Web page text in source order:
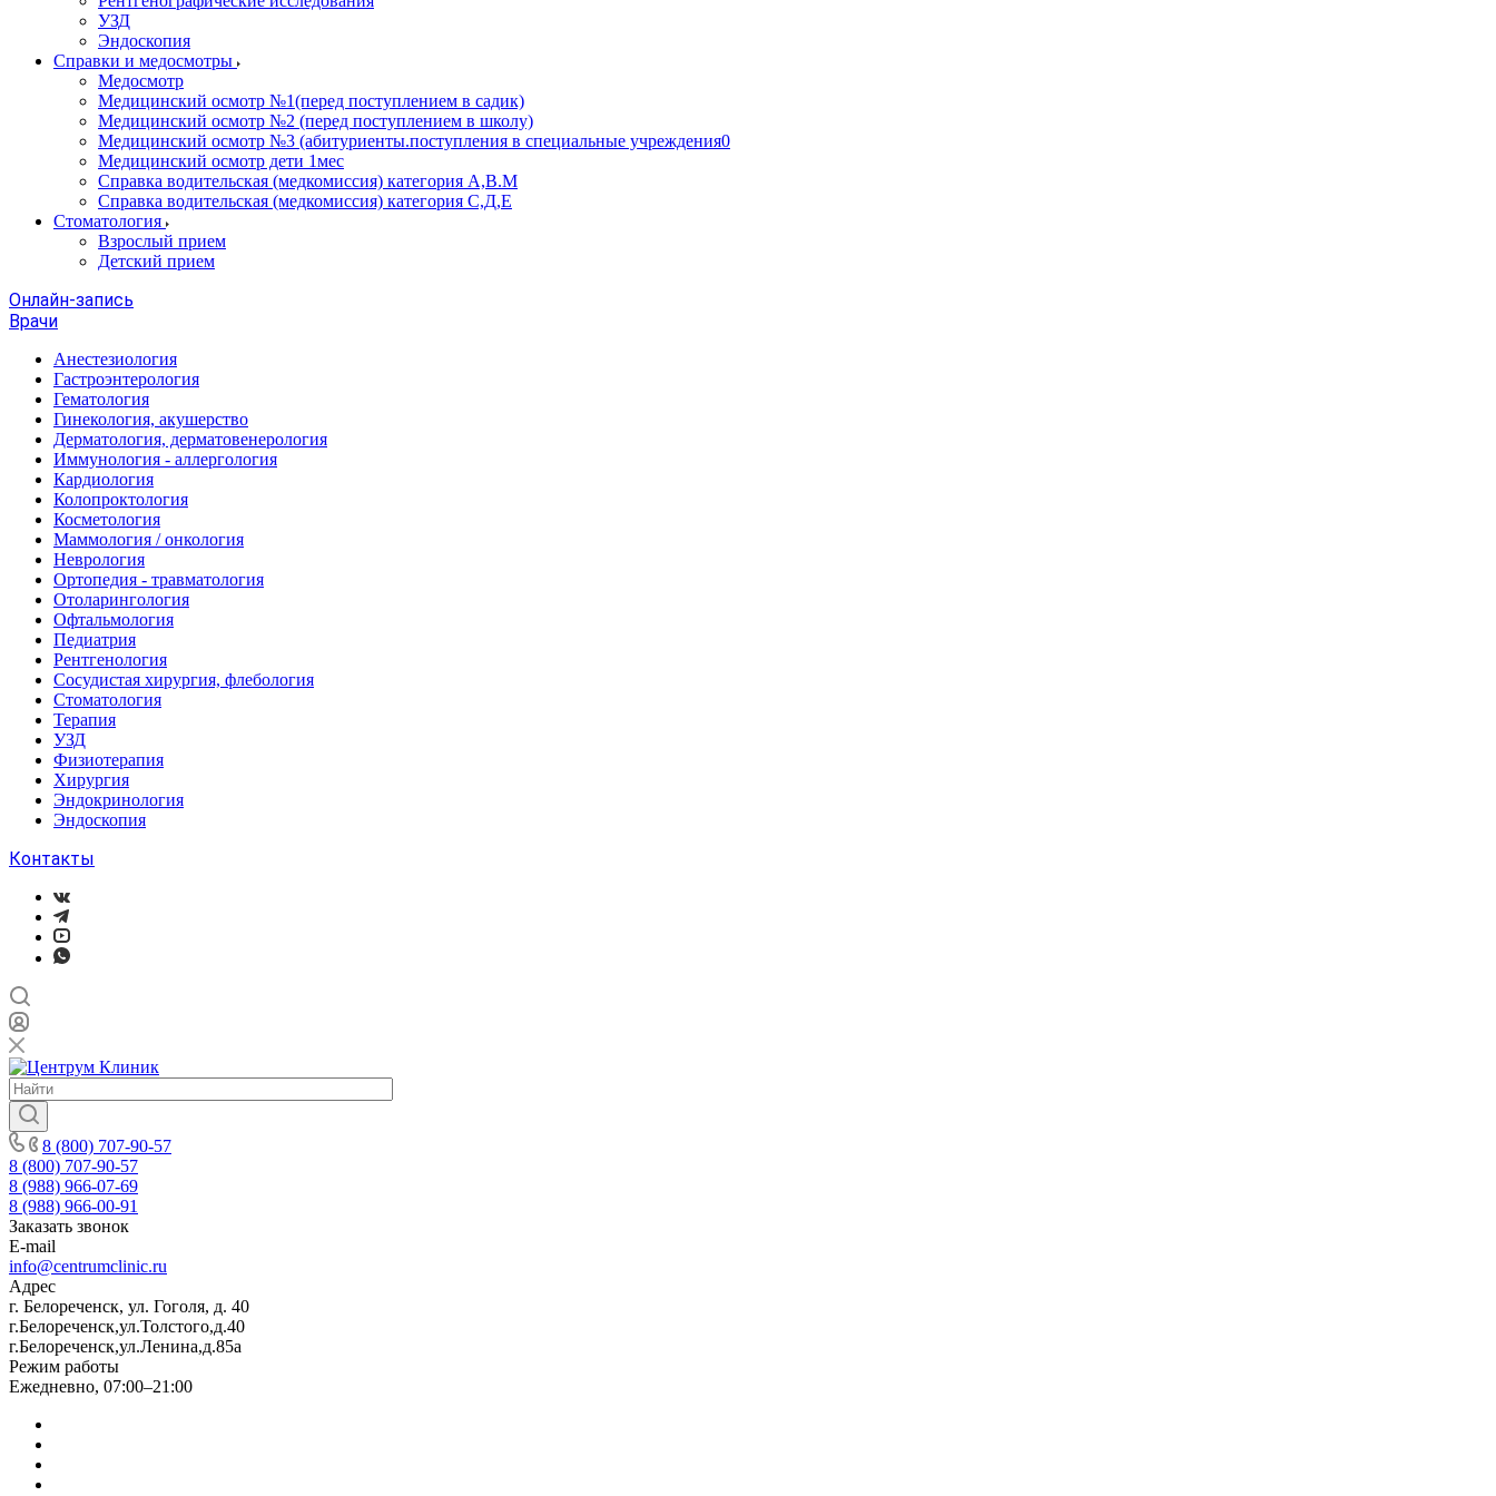
УЗД
Эндоскопия
Справки и медосмотры
Медосмотр
Медицинский осмотр №1(перед поступлением в садик)
Медицинский осмотр №2 (перед поступлением в школу)
Медицинский осмотр №3 (абитуриенты.поступления в специальные учреждения0
Медицинский осмотр дети 1мес
Справка водительская (медкомиссия) категория А,В.М
Справка водительская (медкомиссия) категория С,Д,Е
Стоматология
Взрослый прием
Детский прием
Онлайн-запись
Врачи
Анестезиология
Гастроэнтерология
Гематология
Гинекология, акушерство
Дерматология, дерматовенерология
Иммунология - аллергология
Кардиология
Колопроктология
Косметология
Маммология / онкология
Неврология
Ортопедия - травматология
Отоларингология
Офтальмология
Педиатрия
Рентгенология
Сосудистая хирургия, флебология
Стоматология
Терапия
УЗД
Физиотерапия
Хирургия
Эндокринология
Эндоскопия
Контакты
8 (800) 707-90-57
8 (800) 707-90-57
8 (988) 966-07-69
8 (988) 966-00-91
Заказать звонок
E-mail
info@centrumclinic.ru
Адрес
г. Белореченск, ул. Гоголя, д. 40
г.Белореченск,ул.Толстого,д.40
г.Белореченск,ул.Ленина,д.85а
Режим работы
Ежедневно, 07:00–21:00